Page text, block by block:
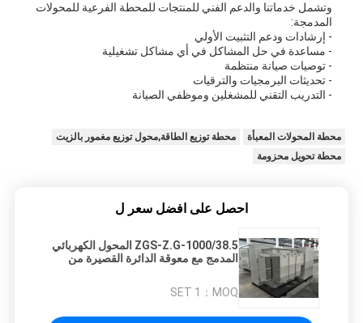
وتشمل خدماتنا والدعم الفني للمنتجات للمحطة الفرعية للمحولات
المدمجة:
- إرشادات ودعم التثبيت الأولي
- مساعدة في حل المشاكل في أي مشاكل تشغيلية
- توصيات صيانة منتظمة
- تحديثات البرمجيات والترقيات
- التدريب التقني للمشغلين وموظفي الصيانة
محطة المحولات المعبأة
محطة توزيع الطاقة,محول توزيع مغمور بالزيت
محطة تحويل محزومة
احصل على افضل سعر ل
ZGS-Z.G-1000/38.5 المحول الكهربائي
المدمج مع معوقة الدائرة القصيرة من
MOQ：
1 SET